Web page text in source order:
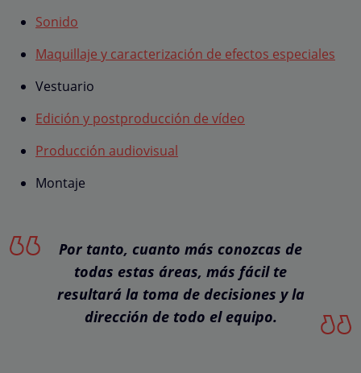
Sonido
Maquillaje y caracterización de efectos especiales
Vestuario
Edición y postproducción de vídeo
Producción audiovisual
Montaje
Por tanto, cuanto más conozcas de
todas estas áreas, más fácil te
resultará la toma de decisiones y la
dirección de todo el equipo.